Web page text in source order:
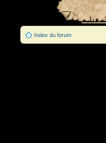
Index du forum